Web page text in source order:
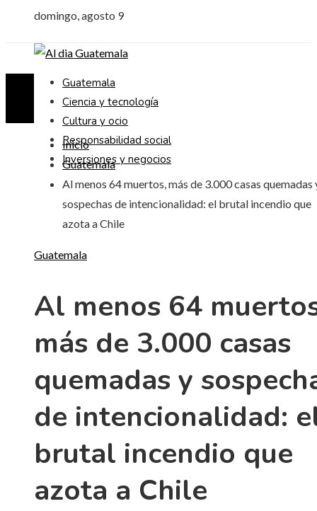
domingo, agosto 9
Guatemala
Ciencia y tecnología
Cultura y ocio
Responsabilidad social
Inversiones y negocios
Inicio
Guatemala
Al menos 64 muertos, más de 3.000 casas quemadas
sospechas de intencionalidad: el brutal incendio que
azota a Chile
Guatemala
Al menos 64
más de 3.000 casas
quemadas y
de intencionalidad:
brutal incendio que
azota a Chile